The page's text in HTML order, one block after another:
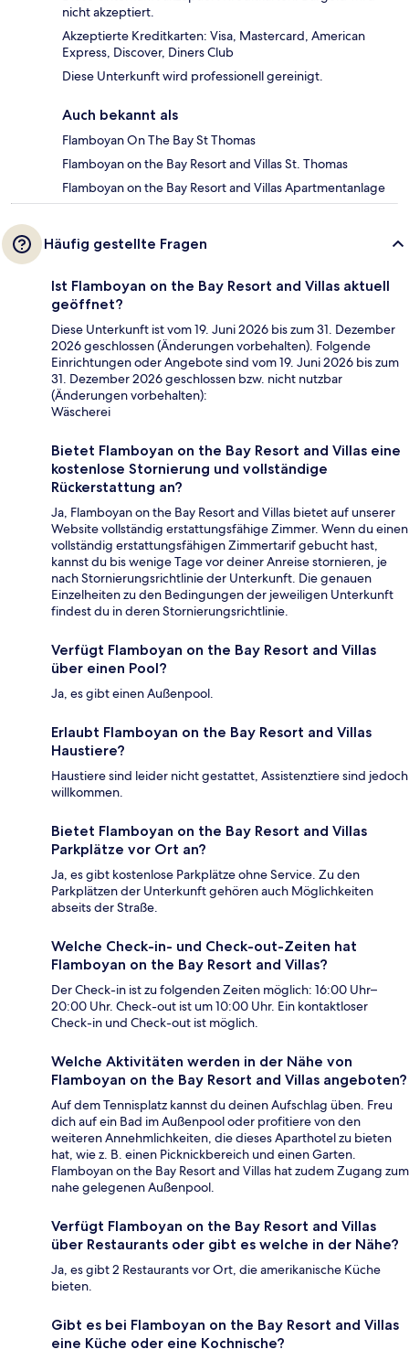
nicht akzeptiert.
Akzeptierte Kreditkarten: Visa, Mastercard, American
Express, Discover, Diners Club
Diese Unterkunft wird professionell gereinigt.
Auch bekannt als
Flamboyan On The Bay St Thomas
Flamboyan on the Bay Resort and Villas St. Thomas
Flamboyan on the Bay Resort and Villas Apartmentanlage
Häufig gestellte Fragen
Ist Flamboyan on the Bay Resort and Villas aktuell
geöffnet?
Diese Unterkunft ist vom 19. Juni 2026 bis zum 31. Dezember
2026 geschlossen (Änderungen vorbehalten). Folgende
Einrichtungen oder Angebote sind vom 19. Juni 2026 bis zum
31. Dezember 2026 geschlossen bzw. nicht nutzbar
(Änderungen vorbehalten):
Wäscherei
Bietet Flamboyan on the Bay Resort and Villas eine
kostenlose Stornierung und vollständige
Rückerstattung an?
Ja, Flamboyan on the Bay Resort and Villas bietet auf unserer
Website vollständig erstattungsfähige Zimmer. Wenn du einen
vollständig erstattungsfähigen Zimmertarif gebucht hast,
kannst du bis wenige Tage vor deiner Anreise stornieren, je
nach Stornierungsrichtlinie der Unterkunft. Die genauen
Einzelheiten zu den Bedingungen der jeweiligen Unterkunft
findest du in deren Stornierungsrichtlinie.
Verfügt Flamboyan on the Bay Resort and Villas
über einen Pool?
Ja, es gibt einen Außenpool.
Erlaubt Flamboyan on the Bay Resort and Villas
Haustiere?
Haustiere sind leider nicht gestattet, Assistenztiere sind jedoch
willkommen.
Bietet Flamboyan on the Bay Resort and Villas
Parkplätze vor Ort an?
Ja, es gibt kostenlose Parkplätze ohne Service. Zu den
Parkplätzen der Unterkunft gehören auch Möglichkeiten
abseits der Straße.
Welche Check-in- und Check-out-Zeiten hat
Flamboyan on the Bay Resort and Villas?
Der Check-in ist zu folgenden Zeiten möglich: 16:00 Uhr–
20:00 Uhr. Check-out ist um 10:00 Uhr. Ein kontaktloser
Check-in und Check-out ist möglich.
Welche Aktivitäten werden in der Nähe von
Flamboyan on the Bay Resort and Villas angeboten?
Auf dem Tennisplatz kannst du deinen Aufschlag üben. Freu
dich auf ein Bad im Außenpool oder profitiere von den
weiteren Annehmlichkeiten, die dieses Aparthotel zu bieten
hat, wie z. B. einen Picknickbereich und einen Garten.
Flamboyan on the Bay Resort and Villas hat zudem Zugang zum
nahe gelegenen Außenpool.
Verfügt Flamboyan on the Bay Resort and Villas
über Restaurants oder gibt es welche in der Nähe?
Ja, es gibt 2 Restaurants vor Ort, die amerikanische Küche
bieten.
Gibt es bei Flamboyan on the Bay Resort and Villas
eine Küche oder eine Kochnische?